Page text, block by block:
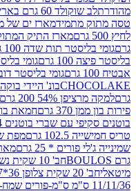
60 גרם באריזה מהודרת
מארז ים של מותגיםמארז
מארז התיק המתוק של טסה
תות שדה 100 גרם
גומי
גרם
גומי בליסטר מילקשייק 100
גומי בליסטר דובי 100 גרם
בונ' היידי בוקה דובאי 120ג'
200 גרם
למקה מרציפן 38%
גרם
חמאת בוטנים סקיפי
עם שברי בוטנים 454 גרם
ממרח
גרם
מפת שולחן פורים כ 274*137 סמ
* 25 גרם